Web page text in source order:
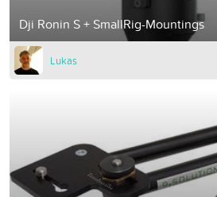
Dji Ronin S + SmallRig-Mountings
Lukas